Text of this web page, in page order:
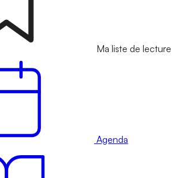
Ma liste de lecture
Agenda